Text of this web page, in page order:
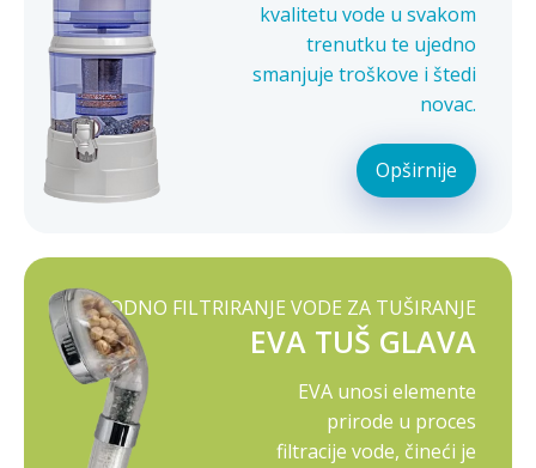
kvalitetu vode u svakom
trenutku te ujedno
smanjuje troškove i štedi
novac.
Opširnije
PRIRODNO FILTRIRANJE VODE ZA TUŠIRANJE
EVA TUŠ GLAVA
EVA unosi elemente
prirode u proces
filtracije vode, čineći je